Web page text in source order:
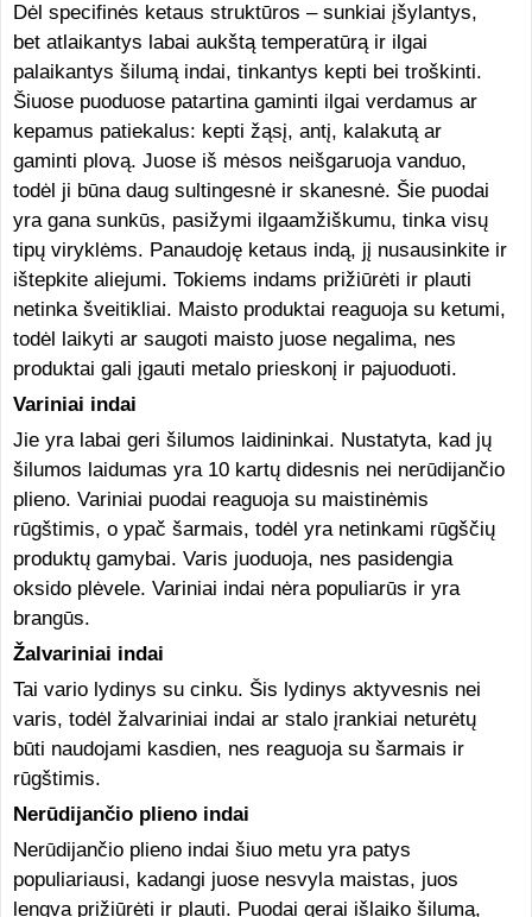
Dėl specifinės ketaus struktūros – sunkiai įšylantys,
bet atlaikantys labai aukštą temperatūrą ir ilgai
palaikantys šilumą indai, tinkantys kepti bei troškinti.
Šiuose puoduose patartina gaminti ilgai verdamus ar
kepamus patiekalus: kepti žąsį, antį, kalakutą ar
gaminti plovą. Juose iš mėsos neišgaruoja vanduo,
todėl ji būna daug sultingesnė ir skanesnė. Šie puodai
yra gana sunkūs, pasižymi ilgaamžiškumu, tinka visų
tipų viryklėms. Panaudoję ketaus indą, jį nusausinkite ir
ištepkite aliejumi. Tokiems indams prižiūrėti ir plauti
netinka šveitikliai. Maisto produktai reaguoja su ketumi,
todėl laikyti ar saugoti maisto juose negalima, nes
produktai gali įgauti metalo prieskonį ir pajuoduoti.
Variniai indai
Jie yra labai geri šilumos laidininkai. Nustatyta, kad jų
šilumos laidumas yra 10 kartų didesnis nei nerūdijančio
plieno. Variniai puodai reaguoja su maistinėmis
rūgštimis, o ypač šarmais, todėl yra netinkami rūgščių
produktų gamybai. Varis juoduoja, nes pasidengia
oksido plėvele. Variniai indai nėra populiarūs ir yra
brangūs.
Žalvariniai indai
Tai vario lydinys su cinku. Šis lydinys aktyvesnis nei
varis, todėl žalvariniai indai ar stalo įrankiai neturėtų
būti naudojami kasdien, nes reaguoja su šarmais ir
rūgštimis.
Nerūdijančio plieno indai
Nerūdijančio plieno indai šiuo metu yra patys
populiariausi, kadangi juose nesvyla maistas, juos
lengva prižiūrėti ir plauti. Puodai gerai išlaiko šilumą,